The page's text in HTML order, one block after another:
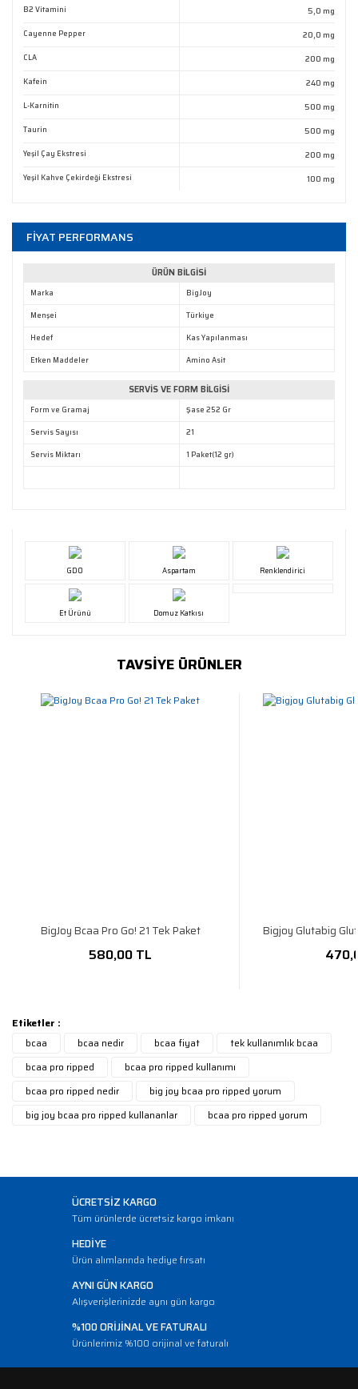
B2 Vitamini 5,0 mg
Cayenne Pepper 20,0 mg
CLA 200 mg
Kafein 240 mg
L-Karnitin 500 mg
Taurin 500 mg
Yeşil Çay Ekstresi 200 mg
Yeşil Kahve Çekirdeği Ekstresi 100 mg
FİYAT PERFORMANS
ÜRÜN BİLGİSİ
Marka
BigJoy
Menşei
Türkiye
Hedef
Kas Yapılanması
Etken Maddeler
Amino Asit
SERVİS VE FORM BİLGİSİ
Form ve Gramaj
Şase 252 Gr
Servis Sayısı
21
Servis Miktarı
1 Paket(12 gr)
GDO Aspartam Renklendirici
Et Ürünü Domuz Katkısı
TAVSİYE ÜRÜNLER
BigJoy Bcaa Pro Go! 21 Tek Paket
580,00 TL
Bigjoy Glutabig
Etiketler :
bcaa
bcaa nedir bcaa fiyat
tek kullanımlık bcaa
bcaa pro ripped
bcaa pro ripped kullanımı
bcaa pro ripped nedir
big joy bcaa pro ripped yorum
big joy bcaa pro ripped kullananlar
bcaa pro ripped yorum
ÜCRETSİZ KARGO
Tüm ürünlerde ücretsiz kargo imkanı
HEDİYE
Ürün alımlarında hediye fırsatı
AYNI GÜN KARGO
Alışverişlerinizde aynı gün kargo
%100 ORİJİNAL VE FATURALI
Ürünlerimiz %100 orijinal ve faturalı